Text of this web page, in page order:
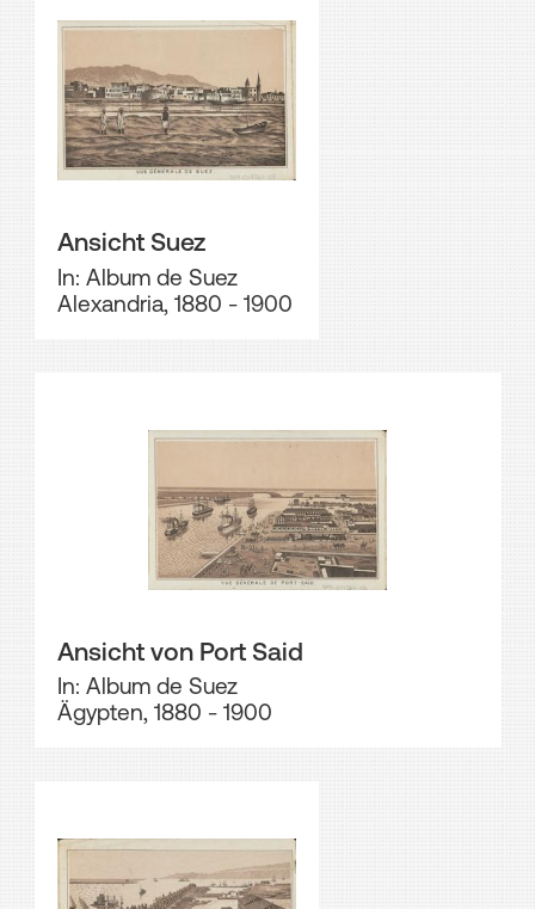
Ansicht Suez
In: Album de Suez
Alexandria, 1880 - 1900
Ansicht von Port Said
In: Album de Suez
Ägypten, 1880 - 1900